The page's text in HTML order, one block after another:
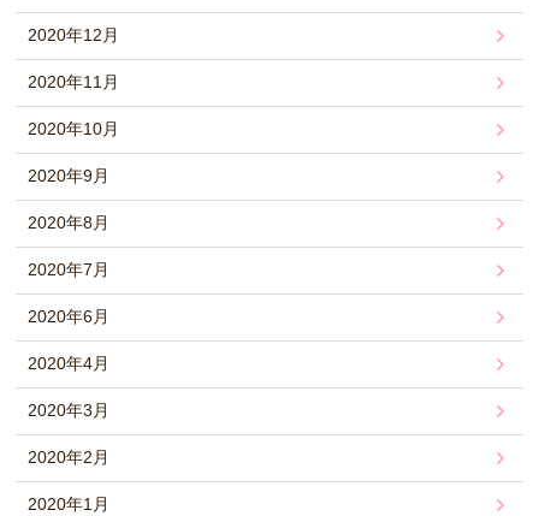
2020年12月
2020年11月
2020年10月
2020年9月
2020年8月
2020年7月
2020年6月
2020年4月
2020年3月
2020年2月
2020年1月